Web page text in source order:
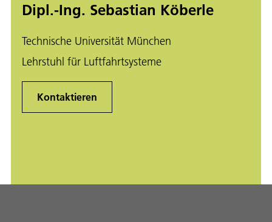
Dipl.-Ing. Sebastian Köberle
Technische Universität München
Lehrstuhl für Luftfahrtsysteme
Kontaktieren